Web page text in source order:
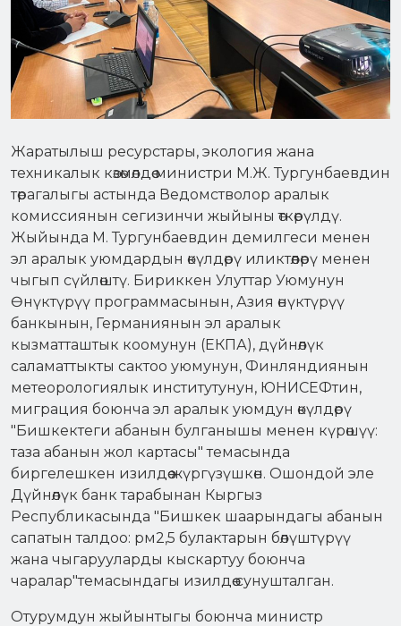
Жаратылыш ресурстары, экология жана
техникалык көзөмөлдөө министри М.Ж. Тургунбаевдин
төрагалыгы астында Ведомстволор аралык
комиссиянын сегизинчи жыйыны өткөрүлдү.
Жыйында М. Тургунбаевдин демилгеси менен
эл аралык уюмдардын өкүлдөрү иликтөөлөрү менен
чыгып сүйлөштү. Бириккен Улуттар Уюмунун
Өнүктүрүү программасынын, Азия өнүктүрүү
банкынын, Германиянын эл аралык
кызматташтык коомунун (ЕКПА), дүйнөлүк
саламаттыкты сактоо уюмунун, Финляндиянын
метеорологиялык институтунун, ЮНИСЕФтин,
миграция боюнча эл аралык уюмдун өкүлдөрү
"Бишкектеги абанын булганышы менен күрөшүү:
таза абанын жол картасы" темасында
биргелешкен изилдөө жүргүзүшкөн. Ошондой эле
Дүйнөлүк банк тарабынан Кыргыз
Республикасында "Бишкек шаарындагы абанын
сапатын талдоо: рм2,5 булактарын бөлүштүрүү
жана чыгарууларды кыскартуу боюнча
чаралар"темасындагы изилдөө сунушталган.
Отурумдун жыйынтыгы боюнча министр